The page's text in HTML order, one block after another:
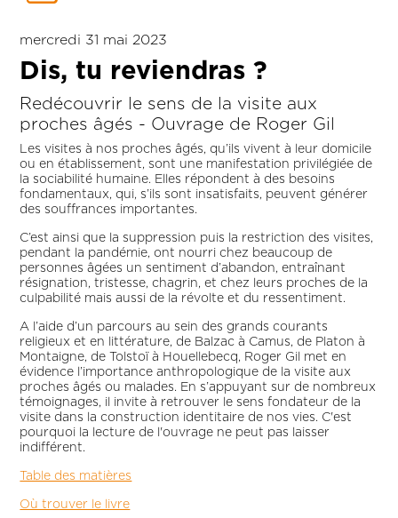
mercredi 31 mai 2023
Dis, tu reviendras ?
Redécouvrir le sens de la visite aux
proches âgés - Ouvrage de Roger Gil
Les visites à nos proches âgés, qu’ils vivent à leur domicile
ou en établissement, sont une manifestation privilégiée de
la sociabilité humaine. Elles répondent à des besoins
fondamentaux, qui, s’ils sont insatisfaits, peuvent générer
des souffrances importantes.
C’est ainsi que la suppression puis la restriction des visites,
pendant la pandémie, ont nourri chez beaucoup de
personnes âgées un sentiment d’abandon, entraînant
résignation, tristesse, chagrin, et chez leurs proches de la
culpabilité mais aussi de la révolte et du ressentiment.
A l’aide d’un parcours au sein des grands courants
religieux et en littérature, de Balzac à Camus, de Platon à
Montaigne, de Tolstoï à Houellebecq, Roger Gil met en
évidence l’importance anthropologique de la visite aux
proches âgés ou malades. En s’appuyant sur de nombreux
témoignages, il invite à retrouver le sens fondateur de la
visite dans la construction identitaire de nos vies. C'est
pourquoi la lecture de l'ouvrage ne peut pas laisser
indifférent.
Table des matières
Où trouver le livre